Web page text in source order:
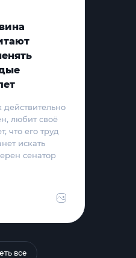
действительно
любит своё
что его труд
искать
сенатор
все